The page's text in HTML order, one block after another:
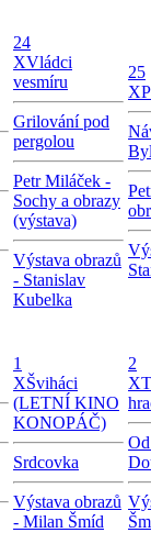
24
XVládci
vesmíru
Grilování pod
pergolou
Petr Miláček -
Sochy a obrazy
(výstava)
Výstava obrazů
- Stanislav
Kubelka
25
X
1
XŠviháci
(LETNÍ KINO
KONOPÁČ)
Srdcovka
Výstava obrazů
- Milan Šmíd
2
X